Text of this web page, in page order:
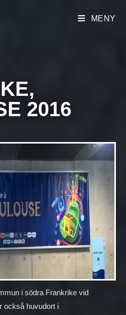
MENY
2016
i södra Frankrike vid
också huvudort i